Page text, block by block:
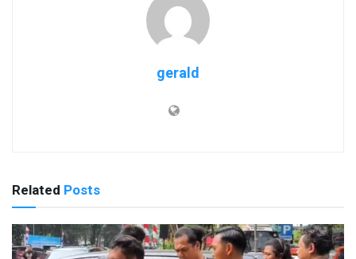
gerald
Related Posts